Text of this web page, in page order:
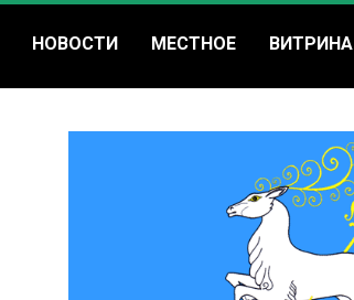
НОВОСТИ МЕСТНОЕ ВИТРИНА